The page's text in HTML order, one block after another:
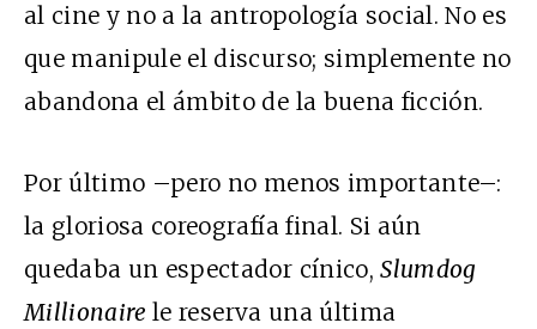
al cine y no a la antropología social. No es
que manipule el discurso; simplemente no
abandona el ámbito de la buena ficción.
Por último –pero no menos importante–:
la gloriosa coreografía final. Si aún
quedaba un espectador cínico,Slumdog
Millionairele reserva una última